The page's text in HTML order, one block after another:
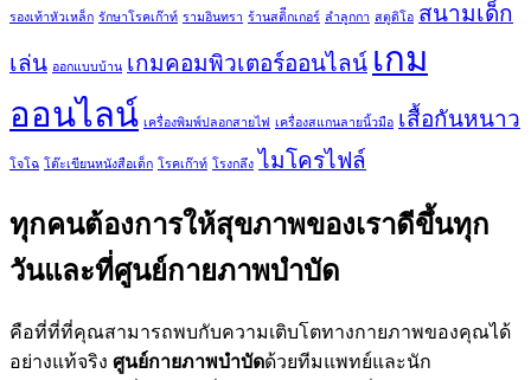
รองเท้าหัวเหล็ก รักษาโรคเก๊าท์ รามอินทรา ร้านสติีกเกอร์ ลำลูกกา สตูดิโอ สนามเด็ก
เล่น ออกแบบบ้าน เกมคอมพิวเตอร์ออนไลน์ เกม
ออนไลน์ เครื่องพิมพ์ปลอกสายไฟ เครื่องสแกนลายนิ้วมือ เสื้อกันหนาว
โจโฉ โต๊ะเขียนหนังสือเด็ก โรคเก๊าท์ โรงกลึง ไมโครไฟล์
ทุกคนต้องการให้สุขภาพของเราดีขึ้นทุก
วันและที่ศูนย์กายภาพบำบัด
คือที่ที่ที่คุณสามารถพบกับความเติบโตทางกายภาพของคุณได้
อย่างแท้จริง ศูนย์กายภาพบำบัดด้วยทีมแพทย์และนัก